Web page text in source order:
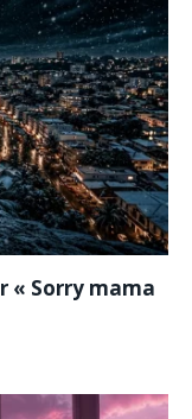
« Sorry mama